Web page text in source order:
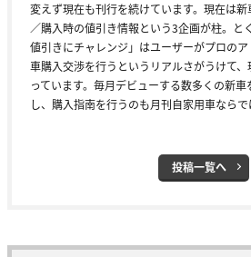
変えず現在も刊行を続けています。現在は
／購入時の値引き情報という3企画が柱。と
値引きにチャレンジ」はユーザーがプロの
車購入交渉を行うというリアルさがうけて
っています。毎月デビューする数多くの新
し、購入指南を行うのも月刊自家用車ならで
投稿一覧へ